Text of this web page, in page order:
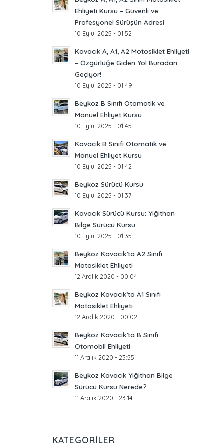
Ehliyeti Kursu – Güvenli ve
Profesyonel Sürüşün Adresi
10 Eylül 2025 - 01:52
Kavacık A, A1, A2 Motosiklet Ehliyeti
– Özgürlüğe Giden Yol Buradan
Geçiyor!
10 Eylül 2025 - 01:49
Beykoz B Sınıfı Otomatik ve
Manuel Ehliyet Kursu
10 Eylül 2025 - 01:45
Kavacık B Sınıfı Otomatik ve
Manuel Ehliyet Kursu
10 Eylül 2025 - 01:42
Beykoz Sürücü Kursu
10 Eylül 2025 - 01:37
Kavacık Sürücü Kursu: Yiğithan
Bilge Sürücü Kursu
10 Eylül 2025 - 01:35
Beykoz Kavacık’ta A2 Sınıfı
Motosiklet Ehliyeti
12 Aralık 2020 - 00:04
Beykoz Kavacık’ta A1 Sınıfı
Motosiklet Ehliyeti
12 Aralık 2020 - 00:02
Beykoz Kavacık’ta B Sınıfı
Otomobil Ehliyeti
11 Aralık 2020 - 23:55
Beykoz Kavacık Yiğithan Bilge
Sürücü Kursu Nerede?
11 Aralık 2020 - 23:14
KATEGORILER